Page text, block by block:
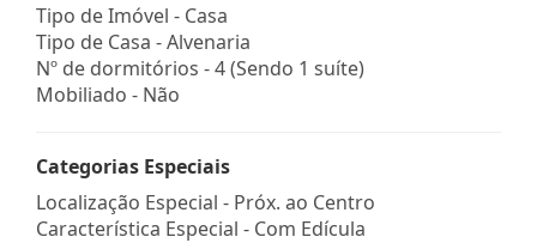
Tipo de Imóvel - Casa
Tipo de Casa - Alvenaria
Nº de dormitórios - 4 (Sendo 1 suíte)
Mobiliado - Não
Categorias Especiais
Localização Especial - Próx. ao Centro
Característica Especial - Com Edícula